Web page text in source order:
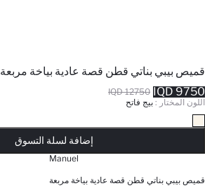
قميص بيبي بناتي قطن قصة عادية بياخة مربعة
12750 IQD 9750 IQD
اللون المختار : بيج فاتح
إضافة لسلة التسوق
Manuel
قميص بيبي بناتي قطن قصة عادية بياخة مربعة